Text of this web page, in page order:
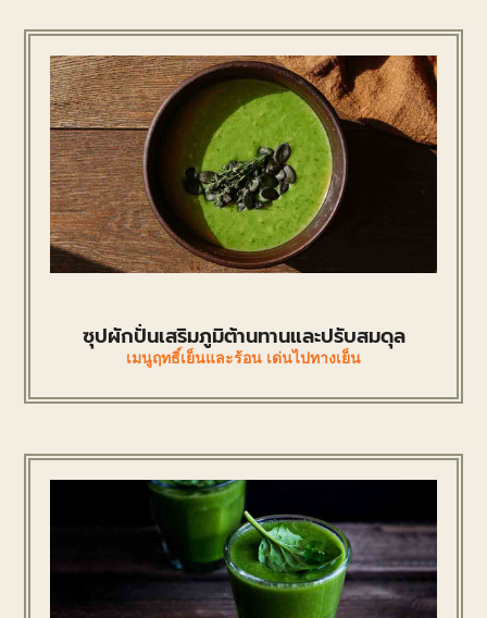
ซุปผักปั่นเสริมภูมิต้านทานและปรับสมดุล
เมนูฤทธิ์เย็นและร้อน เด่นไปทางเย็น